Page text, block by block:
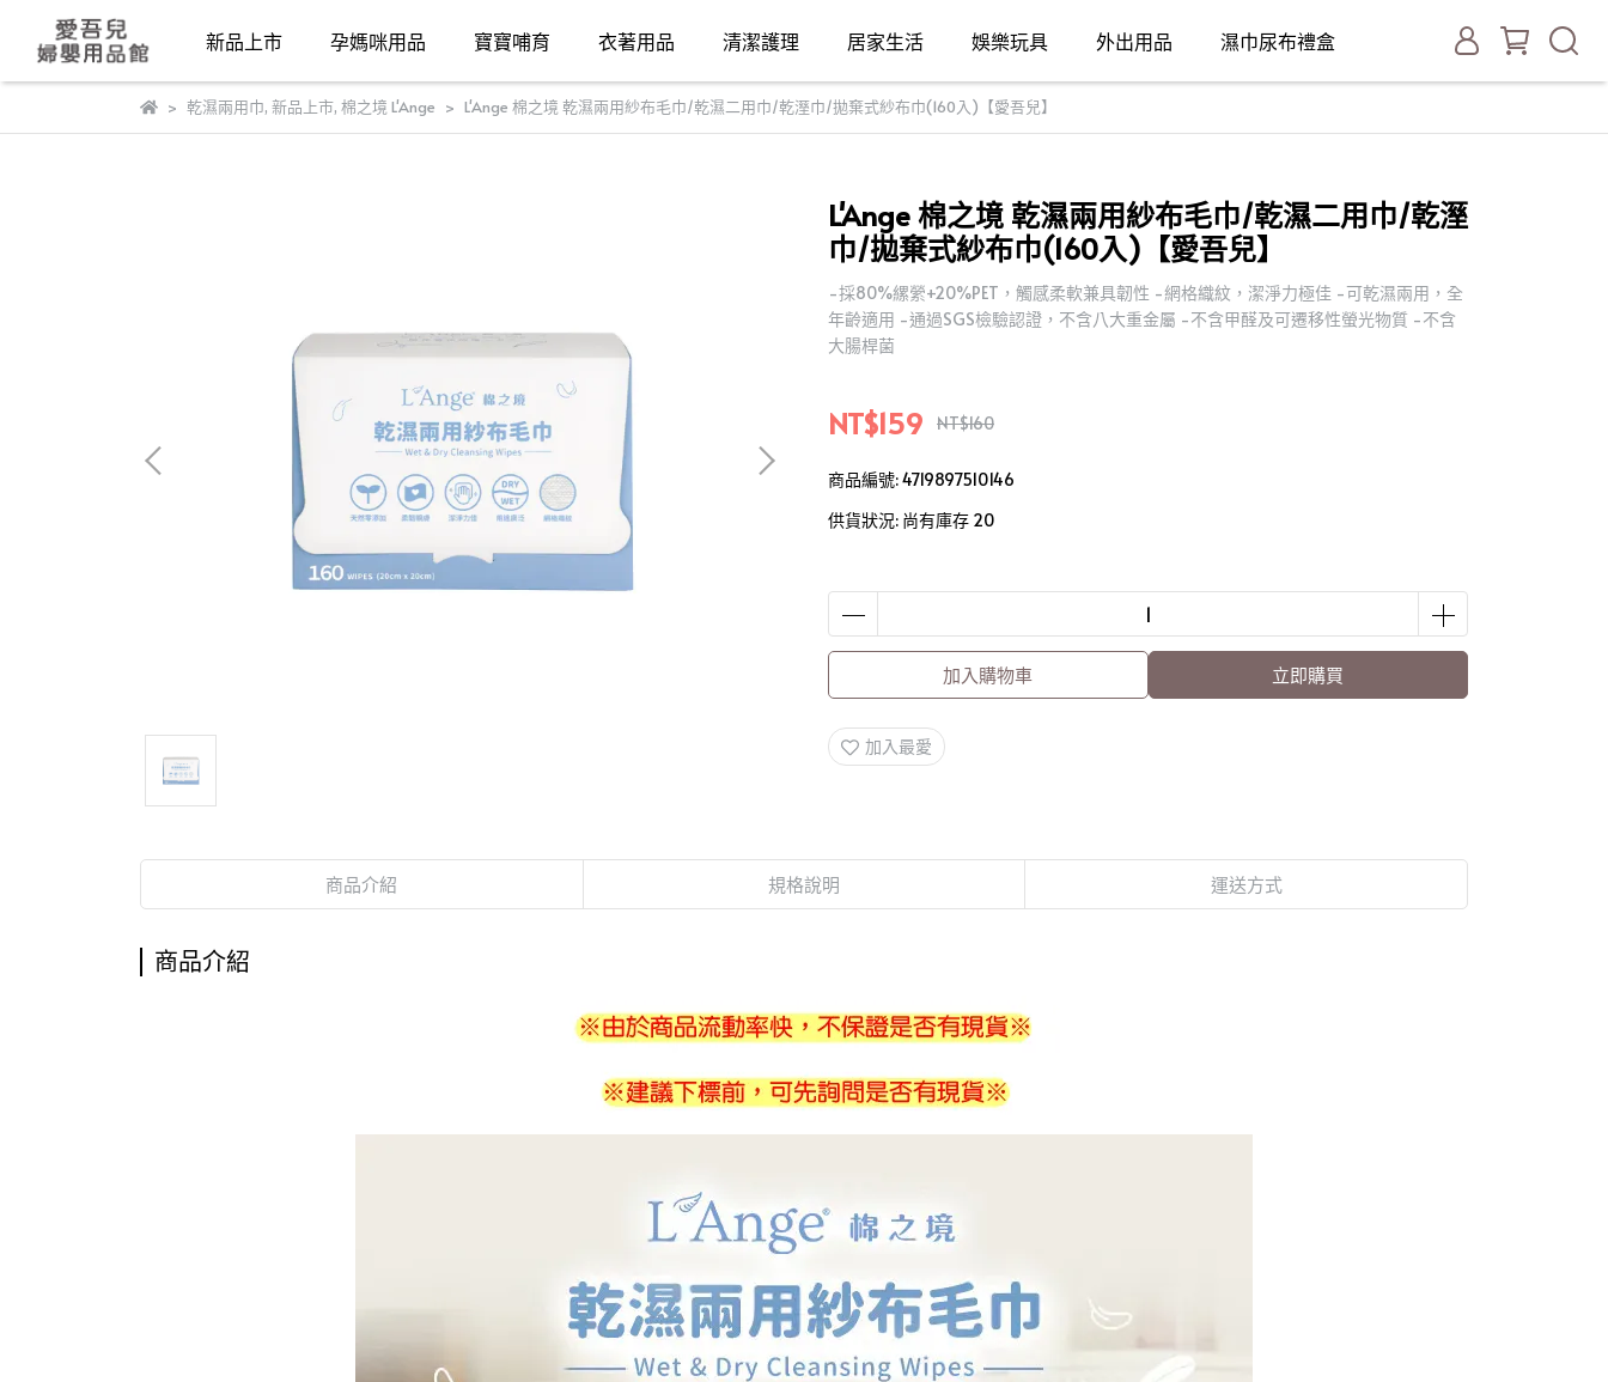
新品上市 孕媽咪用品 寶寶哺育 衣著用品 清潔護理 居家生活 娛樂玩具 外出用品 濕巾尿布禮盒
乾濕兩用巾, 新品上市, 棉之境 L'Ange L'Ange 棉之境 乾濕兩用紗布毛巾/乾濕二用巾/乾溼巾/拋棄式紗布巾(160入)【愛吾兒】
L'Ange 棉之境 乾濕兩用紗布毛巾/乾濕二用巾/乾溼
巾/拋棄式紗布巾(160入)【愛吾兒】
-採80%縲縈+20%PET，觸感柔軟兼具韌性 -網格織紋，潔淨力極佳 -可乾濕兩用，全
年齡適用 -通過SGS檢驗認證，不含八大重金屬 -不含甲醛及可遷移性螢光物質 -不含
大腸桿菌
NT$159 NT$160
商品編號:4719897510146
供貨狀況: 尚有庫存 20
加入購物車 立即購買
加入最愛
商品介紹 規格說明 運送方式
商品介紹